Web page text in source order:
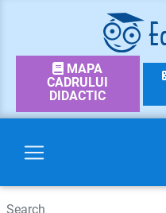
MAPA
CADRULUI
DIDACTIC